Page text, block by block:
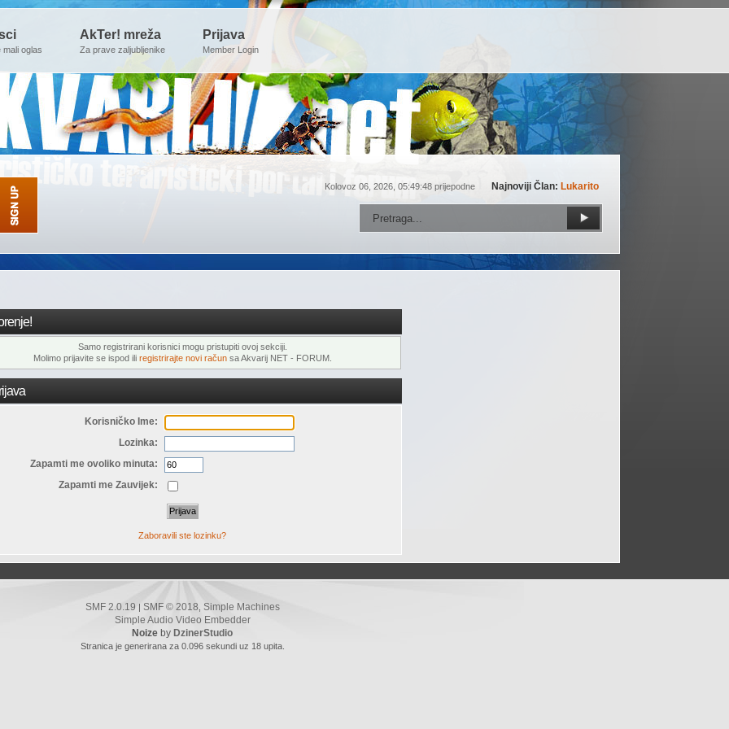
mali oglas
AkTer! mreža
Za prave zaljubljenike
Prijava
Member Login
Kolovoz 06, 2026, 05:49:48 prijepodne Najnoviji Član: Lukarito
Samo registrirani korisnici mogu pristupiti ovoj sekciji.
Molimo prijavite se ispod ili registrirajte novi računsa Akvarij NET - FORUM.
Korisničko Ime:
Lozinka:
Zapamti me ovoliko minuta:
Zapamti me Zauvijek:
Zaboravili ste lozinku?
SMF 2.0.19 SMF © 2018 Simple Machines
Simple Audio Video Embedder
Noize by DzinerStudio
Stranica je generirana za 0.096 sekundi uz 18 upita.